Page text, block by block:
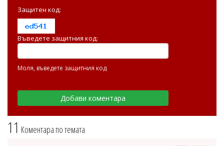
11 Коментара по темата
Защитен код:
Въведете защитния код:
Моля, въведете защитния код